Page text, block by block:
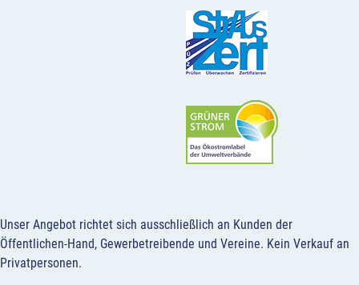
Unser Angebot richtet sich ausschließlich an Kunden der
Öffentlichen-Hand, Gewerbetreibende und Vereine. Kein Verkauf an
Privatpersonen.